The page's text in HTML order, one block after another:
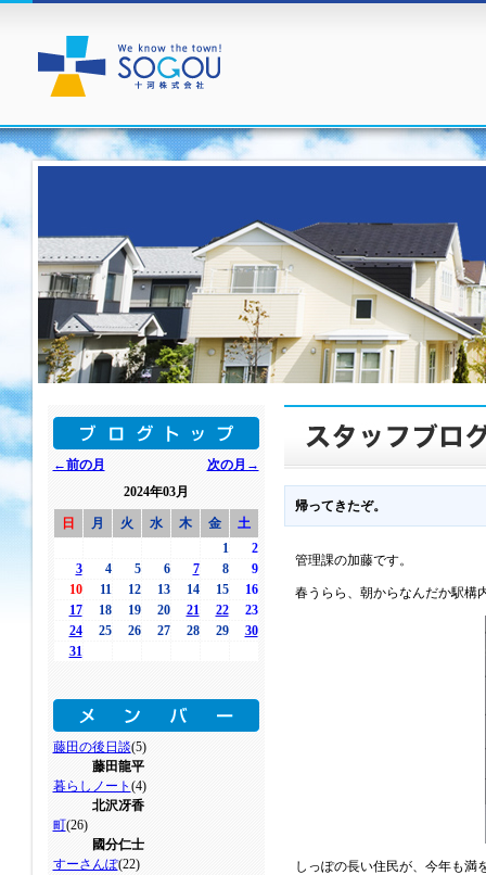
←前の月
次の月→
2024年03月
日 月 火 水 木 金
土
1
2
3
4 5 6 7 8
9
10
11 12 13 14 15
16
17
18 19 20 21 22
23
24
25 26 27 28 29
30
31
藤田の後日談(5)
藤田龍平
暮らしノート (4)
北沢冴香
町(26)
國分仁士
すーさんぽ(22)
帰ってきたぞ。
管理課の加藤です。
春うらら、朝からなんだか駅構
しっぽの長い住民が、今年も満